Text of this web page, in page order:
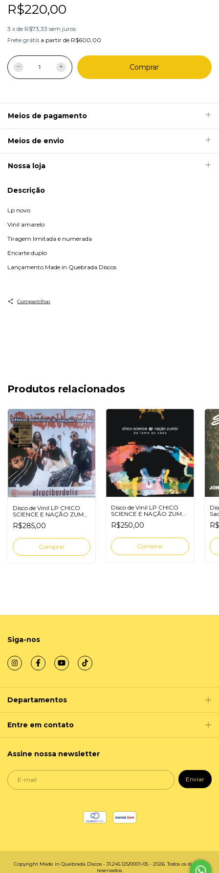
R$220,00
3 x de R$73,33 sem juros
Frete grátis a partir de R$600,00
Meios de pagamento
Meios de envio
Nossa loja
Descrição
Lp novo
Vinil amarelo
Tiragem limitada e numerada
Encarte duplo
Lançamento Made in Quebrada Discos
Compartilhar
Produtos relacionados
Disco de Vinil LP CHICO
SCIENCE E NAÇÃO ZUMBI
AFROCIBERDELIA
R$285,00
Disco de Vinil LP CHICO
SCIENCE E NAÇÃO ZUMBI
DA LAMA AO CAOS
R$250,00
Siga-nos
Departamentos
Entre em contato
Assine nossa newsletter
Copyright Made in Quebrada Discos - 31.245.125/0001-05 - 2026. Todos os direitos
reservados.